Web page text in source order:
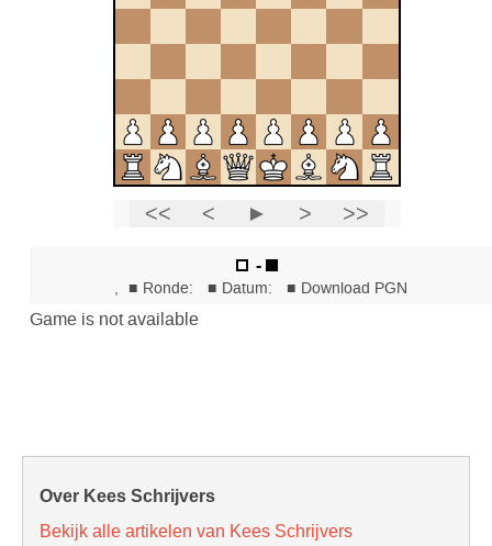
Over Kees Schrijvers
Bekijk alle artikelen van Kees Schrijvers